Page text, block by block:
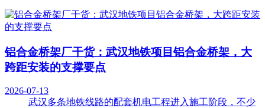
铝合金桥架厂干货：武汉地铁项目铝合金桥架，大
跨距安装的支撑要点
2026-07-13
武汉多条地铁线路的配套机电工程进入施工阶段，不少